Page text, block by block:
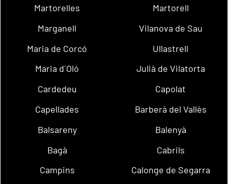
Martorelles
Martorell
Marganell
Vilanova de Sau
Maria de Corcó
Ullastrell
Maria d´Oló
Julià de Vilatorta
Cardedeu
Capolat
Capellades
Barberà del Vallès
Balsareny
Balenyà
Bagà
Cabrils
Campins
Calonge de Segarra